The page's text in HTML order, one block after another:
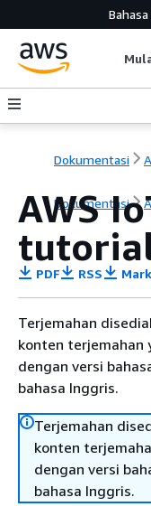
Dokumentasi
Dokumentasi
AWS
PDF RSS
Terjemahan
konten terjemahan
dengan versi
bahasa Inggris.
Terjemahan
konten
dengan versi
bahasa Inggris.